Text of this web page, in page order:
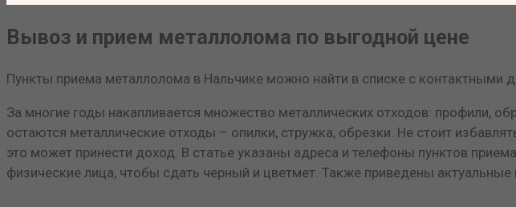
Вывоз и прием металлолома по выгодной цене
Пункты приема металлолома в Нальчике можно найти в списке с контактными
За многие годы накапливается множество металлических отходов: профили,
остаются металлические отходы – опилки, стружка, обрезки. Не стоит
это может принести доход. В статье указаны адреса и телефоны пунктов
физические лица, чтобы сдать черный и цветмет. Также приведены